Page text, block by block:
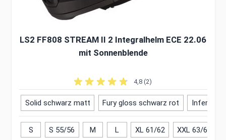
LS2 FF808 STREAM II 2 Integralhelm ECE 22.06
mit Sonnenblende
4,8 (2)
Solid schwarz matt Fury gloss schwarz rot Inferno
S S 55/56 M L XL 61/62 XXL 63/64